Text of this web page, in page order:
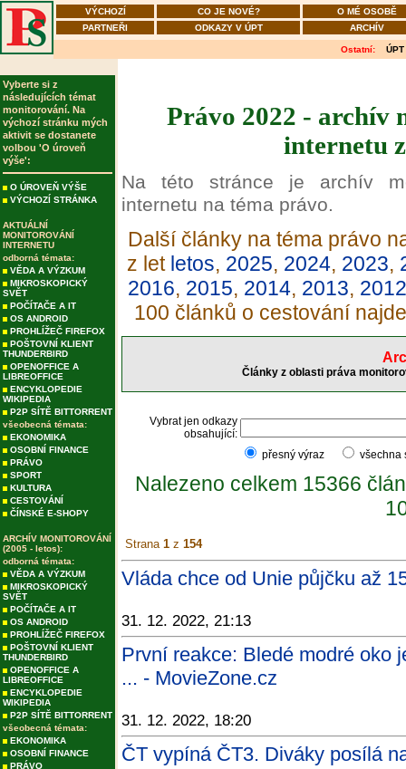
VÝCHOZÍ CO JE NOVÉ?
O MÉ OSOBĚ
PARTNEŘI
ODKAZY V ÚPT ARCHÍV
Ostatní: ÚPT
Vyberte si z
následujících témat
monitorování. Na
výchozí stránku mých
aktivit se dostanete
volbou 'O úroveň
výše':
O ÚROVEŇ VÝŠE
VÝCHOZÍ STRÁNKA
AKTUÁLNÍ
MONITOROVÁNÍ
INTERNETU
odborná témata:
VĚDA A VÝZKUM
MIKROSKOPICKÝ
SVĚT
POČÍTAČE A IT
OS ANDROID
PROHLÍŽEČ FIREFOX
POŠTOVNÍ KLIENT
THUNDERBIRD
OPENOFFICE A
LIBREOFFICE
ENCYKLOPEDIE
WIKIPEDIA
P2P SÍTĚ BITTORRENT
všeobecná témata:
EKONOMIKA
OSOBNÍ FINANCE
PRÁVO
SPORT
KULTURA
CESTOVÁNÍ
ČÍNSKÉ E-SHOPY
ARCHÍV MONITOROVÁNÍ
(2005 - letos):
odborná témata:
VĚDA A VÝZKUM
MIKROSKOPICKÝ
SVĚT
POČÍTAČE A IT
OS ANDROID
PROHLÍŽEČ FIREFOX
POŠTOVNÍ KLIENT
THUNDERBIRD
OPENOFFICE A
LIBREOFFICE
ENCYKLOPEDIE
WIKIPEDIA
P2P SÍTĚ BITTORRENT
všeobecná témata:
EKONOMIKA
OSOBNÍ FINANCE
PRÁVO
Právo 2022 - archív
internetu
Na této stránce je archív
internetu na téma právo.
Další články na téma právo
z let letos, 2025, 2024, 2023,
2016, 2015, 2014, 2013, 2012
100 článků o cestování
Články z oblasti práva
Vybrat jen odkazy
obsahující:
přesný výraz
Nalezeno celkem 15366
Strana 1 z 154
Vláda chce od Unie půjčku až
31. 12. 2022, 21:13
První reakce: Bledé modré oko
... - MovieZone.cz
31. 12. 2022, 18:20
ČT vypíná ČT3. Diváky posílá